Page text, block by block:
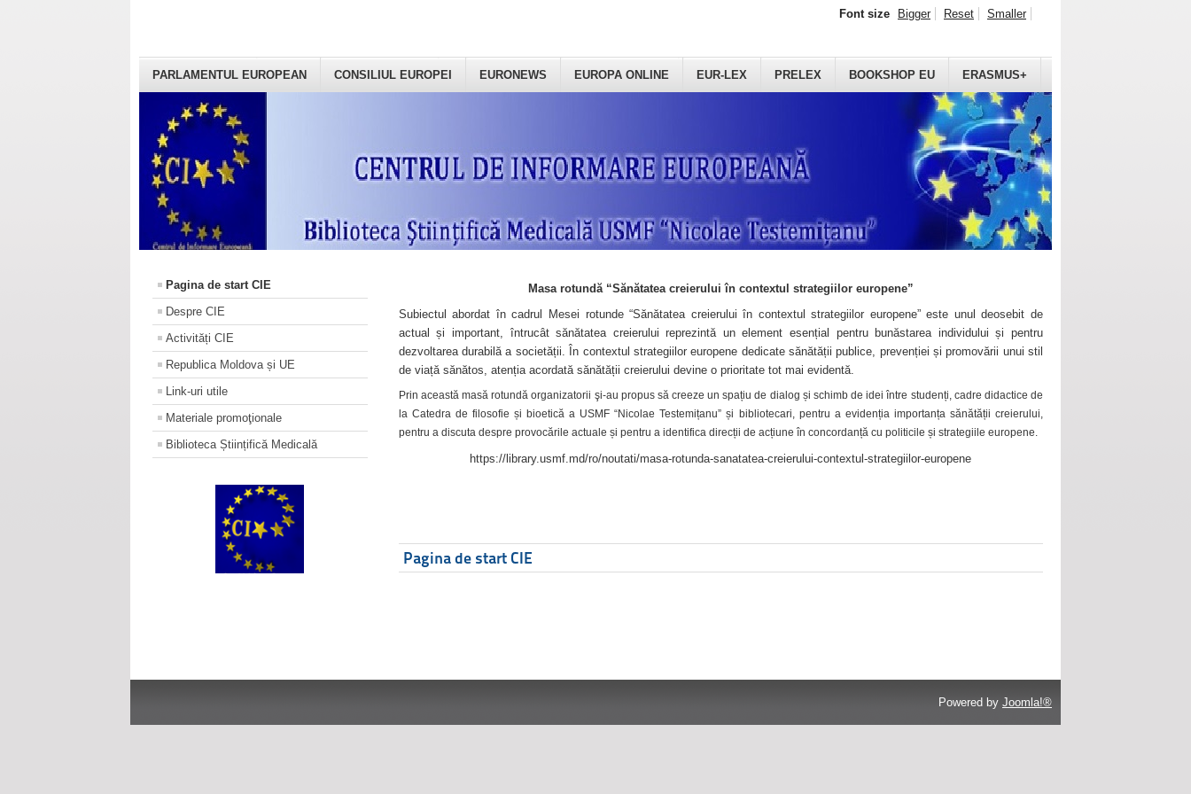
PARLAMENTUL EUROPEAN CONSILIUL EUROPEI EURONEWS EUROPA ONLINE EUR-LEX PRELEX BOOKSHOP EU ERASMUS+
Font size Bigger Reset Smaller
Pagina de start CIE
Despre CIE
Activități CIE
Republica Moldova și UE
Link-uri utile
Materiale promoţionale
Biblioteca Științifică Medicală
Masa rotundă “Sănătatea creierului în contextul strategiilor europene”
Subiectul abordat în cadrul Mesei rotunde “Sănătatea creierului în contextul strategiilor europene” este unul deosebit de
actual și important, întrucât sănătatea creierului reprezintă un element esențial pentru bunăstarea individului și pentru
dezvoltarea durabilă a societății. În contextul strategiilor europene dedicate sănătății publice, prevenției și promovării unui stil
de viață sănătos, atenția acordată sănătății creierului devine o prioritate tot mai evidentă.
Prin această masă rotundă organizatorii şi-au propus să creeze un spațiu de dialog și schimb de idei între studenți, cadre didactice de
la Catedra de filosofie și bioetică a USMF “Nicolae Testemițanu” și bibliotecari, pentru a evidenția importanța sănătății creierului,
pentru a discuta despre provocările actuale și pentru a identifica direcții de acțiune în concordanță cu politicile și strategiile europene.
https://library.usmf.md/ro/noutati/masa-rotunda-sanatatea-creierului-contextul-strategiilor-europene
Pagina de start CIE
Powered by Joomla!®